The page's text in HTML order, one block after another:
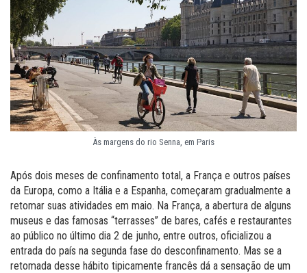
Às margens do rio Senna, em Paris
Após dois meses de confinamento total, a França e outros países
da Europa, como a Itália e a Espanha, começaram gradualmente a
retomar suas atividades em maio. Na França, a abertura de alguns
museus e das famosas “terrasses” de bares, cafés e restaurantes
ao público no último dia 2 de junho, entre outros, oficializou a
entrada do país na segunda fase do desconfinamento. Mas se a
retomada desse hábito tipicamente francês dá a sensação de um